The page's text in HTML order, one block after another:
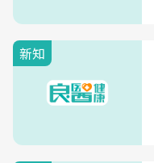
新知